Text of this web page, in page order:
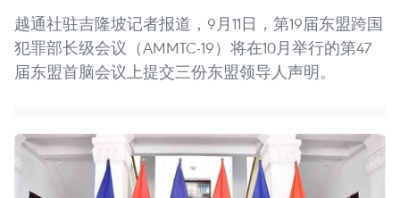
越通社驻吉隆坡记者报道，9月11日，第19届东盟跨国
犯罪部长级会议（AMMTC-19）将在10月举行的第47
届东盟首脑会议上提交三份东盟领导人声明。